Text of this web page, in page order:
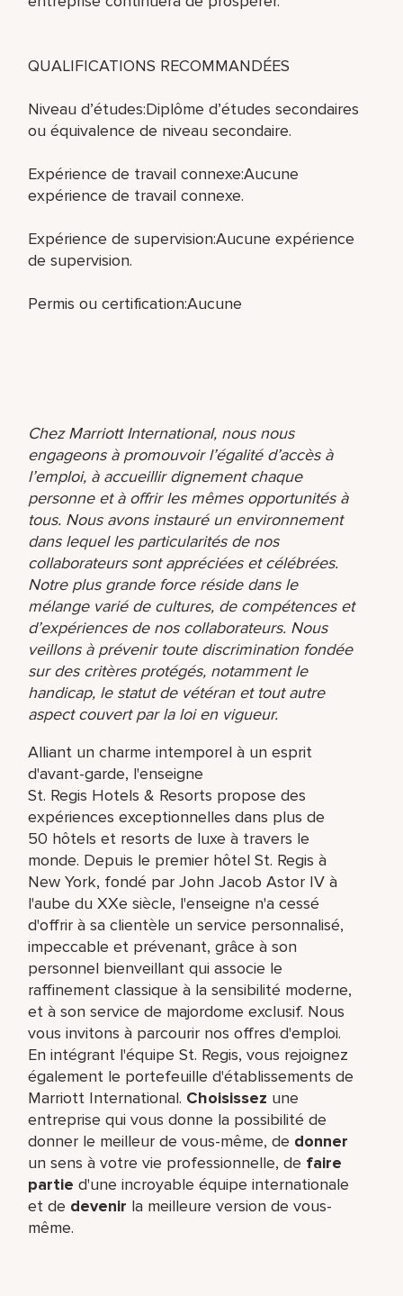
QUALIFICATIONS RECOMMANDÉES
Niveau d’études:Diplôme d’études secondaires
ou équivalence de niveau secondaire.
Expérience de travail connexe:Aucune
expérience de travail connexe.
Expérience de supervision:Aucune expérience
de supervision.
Permis ou certification:Aucune
Chez Marriott International, nous nous
engageons à promouvoir l’égalité d’accès à
l’emploi, à accueillir dignement chaque
personne et à offrir les mêmes opportunités à
tous. Nous avons instauré un environnement
dans lequel les particularités de nos
collaborateurs sont appréciées et célébrées.
Notre plus grande force réside dans le
mélange varié de cultures, de compétences et
d’expériences de nos collaborateurs. Nous
veillons à prévenir toute discrimination fondée
sur des critères protégés, notamment le
handicap, le statut de vétéran et tout autre
aspect couvert par la loi en vigueur.
Alliant un charme intemporel à un esprit
d'avant-garde, l'enseigne
St. Regis Hotels & Resorts propose des
expériences exceptionnelles dans plus de
50 hôtels et resorts de luxe à travers le
monde. Depuis le premier hôtel St. Regis à
New York, fondé par John Jacob Astor IV à
l'aube du XXe siècle, l'enseigne n'a cessé
d'offrir à sa clientèle un service personnalisé,
impeccable et prévenant, grâce à son
personnel bienveillant qui associe le
raffinement classique à la sensibilité moderne,
et à son service de majordome exclusif. Nous
vous invitons à parcourir nos offres d'emploi.
En intégrant l'équipe St. Regis, vous rejoignez
également le portefeuille d'établissements de
Marriott International. Choisissez une
entreprise qui vous donne la possibilité de
donner le meilleur de vous-même,​ de donner
un sens à votre vie professionnelle, de faire
partie d'une incroyable équipe​ internationale
et de devenir la meilleure version de vous-
même.